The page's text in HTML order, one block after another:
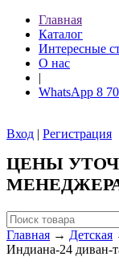
Главная
Каталог
Интересные
О нас
|
WhatsApp 8
Вход | Регистрация
ЦЕНЫ
Главная → Детская
Индиана-24 диван-